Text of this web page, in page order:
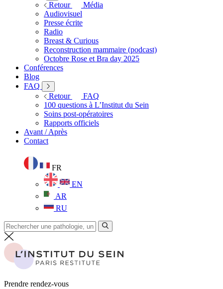
Retour
Média
Audiovisuel
Presse écrite
Radio
Breast & Curious
Reconstruction mammaire (podcast)
Octobre Rose et Bra day 2025
Conférences
Blog
FAQ
Retour
FAQ
100 questions à L’Institut du Sein
Soins post-opératoires
Rapports officiels
Avant / Après
Contact
FR
EN
AR
RU
Prendre rendez-vous